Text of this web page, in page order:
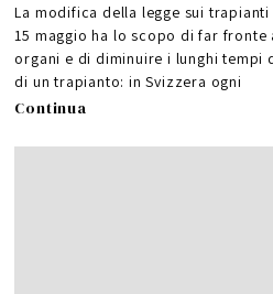
La modifica della legge sui
15 maggio ha lo scopo di far
organi e di diminuire i lunghi tempi
di un trapianto: in Svizzera ogni
Continua